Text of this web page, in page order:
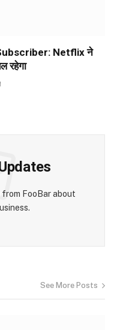
Netflix ने
रहेगा
FooBar about
See More Posts